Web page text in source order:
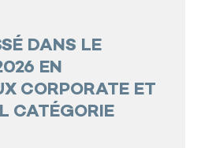
DANS LE
EN
CORPORATE ET
CATÉGORIE